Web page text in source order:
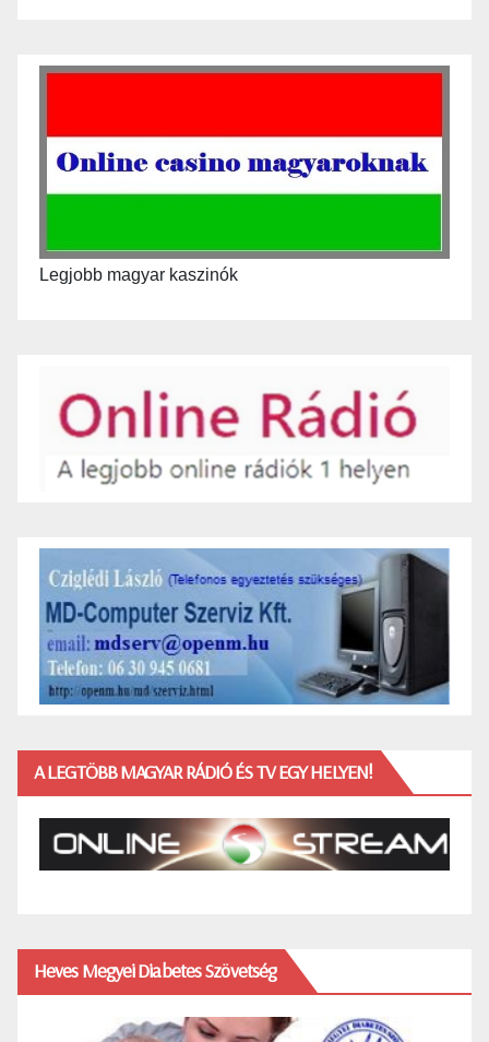
Legjobb magyar kaszinók
A LEGTÖBB MAGYAR RÁDIÓ ÉS TV EGY HELYEN!
Heves Megyei Diabetes Szövetség